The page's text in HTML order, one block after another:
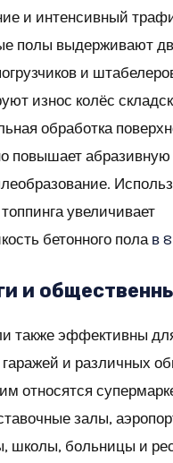
и интенсивный
полы выдерживают
и
износ колёс
обработка
повышает абразивную
увеличивает
бетонного пола в
и
также эффективны
и различных
относятся
залы,
школы, больницы и